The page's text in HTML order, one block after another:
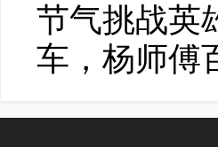
节气挑战英
车，杨师傅